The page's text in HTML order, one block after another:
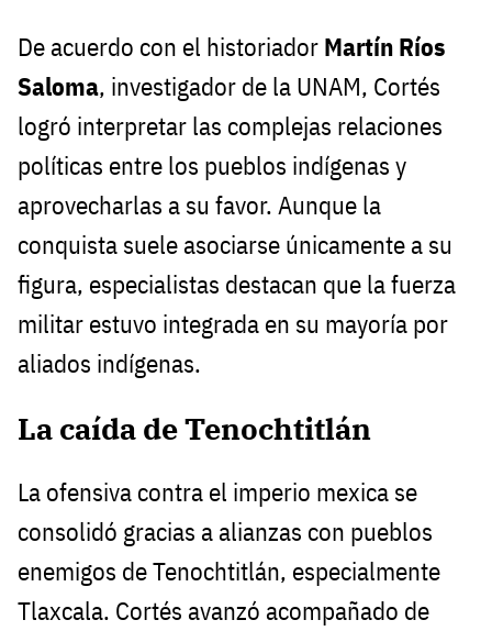
De acuerdo con el historiador Martín Ríos
Saloma, investigador de la UNAM, Cortés
logró interpretar las complejas relaciones
políticas entre los pueblos indígenas y
aprovecharlas a su favor. Aunque la
conquista suele asociarse únicamente a su
figura, especialistas destacan que la fuerza
militar estuvo integrada en su mayoría por
aliados indígenas.
La caída de Tenochtitlán
La ofensiva contra el imperio mexica se
consolidó gracias a alianzas con pueblos
enemigos de Tenochtitlán, especialmente
Tlaxcala. Cortés avanzó acompañado de